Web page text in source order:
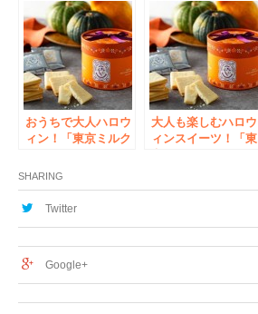
のクッキー2種詰合
せを今年も発売
ーズ工場」が5月19
日（水）三井アウト
レットパーク入間に
待望の初出店
おうちで大人ハロウ
ィン！「東京ミルク
気のクッキー詰合せ
「ハロウィンセレク
ション」を今年も数
大人も楽しむハロウ
ィンスイーツ！「東
キー詰合せ「ハロウ
SHARING
Twitter
Google+